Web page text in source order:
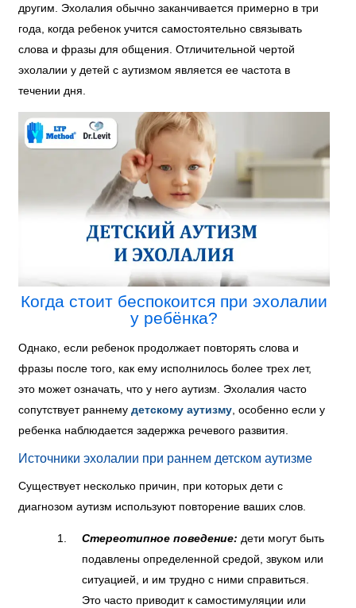
другим. Эхолалия обычно заканчивается примерно в три
года, когда ребенок учится самостоятельно связывать
слова и фразы для общения. Отличительной чертой
эхолалии у детей с аутизмом является ее частота в
течении дня.
Когда стоит беспокоится при эхолалии
у ребёнка?
Однако, если ребенок продолжает повторять слова и
фразы после того, как ему исполнилось более трех лет,
это может означать, что у него аутизм
Эхолалия часто
сопутствует раннему детскому аутизму , особенно если у
ребенка наблюдается задержка речевого развития
Источники эхолалии при раннем детском аутизме
Существует несколько причин, при которых дети с
диагнозом аутизм используют повторение ваших слов.
Стереотипное поведение: дети могут быть
подавлены определенной средой, звуком или
ситуацией, и им трудно с ними справиться.
Это часто приводит к самостимуляции или